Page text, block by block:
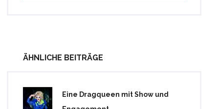
ÄHNLICHE BEITRÄGE
Eine Dragqueen mit Show und